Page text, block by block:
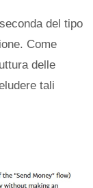
del tipo
Come
delle
tali